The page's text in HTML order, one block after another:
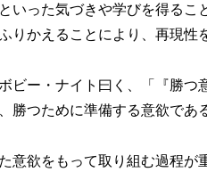
いった気づきや学びを得るこ
りかえることにより、再現性
ビー・ナイト曰く、「『勝つ
勝つために準備する意欲であ
意欲をもって取り組む過程が